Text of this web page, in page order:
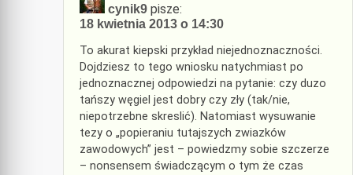
cynik9 pisze:
18 kwietnia 2013 o 14:30
To akurat kiepski przykład niejednoznaczności.
Dojdziesz to tego wniosku natychmiast po
jednoznacznej odpowiedzi na pytanie: czy duzo
tańszy węgiel jest dobry czy zły (tak/nie,
niepotrzebne skreslić). Natomiast wysuwanie
tezy o „popieraniu tutajszych zwiazków
zawodowych” jest – powiedzmy sobie szczerze
– nonsensem świadczącym o tym że czas